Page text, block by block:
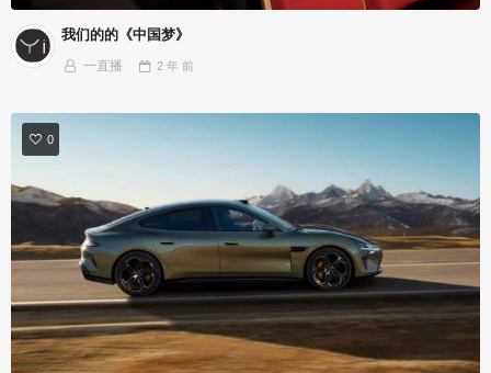
我们的的《中国梦》
一直播 2 年 前
0